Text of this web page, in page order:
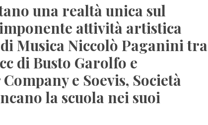
una realtà unica sul
attività artistica
Musica Niccolò Paganini tra
di Busto Garolfo e
e Soevis, Società
la scuola nei suoi